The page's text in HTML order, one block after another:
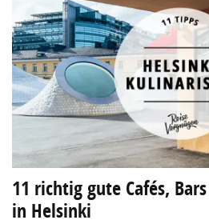
11 richtig gute Cafés,
in Helsinki